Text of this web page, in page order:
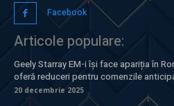
Facebook
Articole populare:
Geely Starray EM-i își face apariția în
oferă reduceri pentru comenzile
20 decembrie 2025